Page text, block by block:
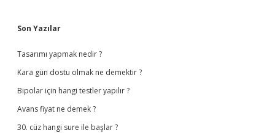
Sidebar
Son Yazılar
Tasarımı yapmak nedir ?
Kara gün dostu olmak ne demektir ?
Bipolar için hangi testler yapılır ?
Avans fiyat ne demek ?
30. cüz hangi sure ile başlar ?